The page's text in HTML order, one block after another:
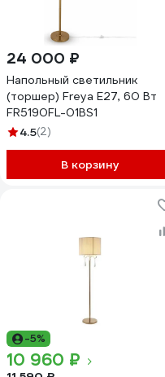
24 000 ₽
Напольный светильник
(торшер) Freya E27, 60 Вт
FR5190FL-01BS1
4.5(2)
В корзину
-5%
10 960 ₽